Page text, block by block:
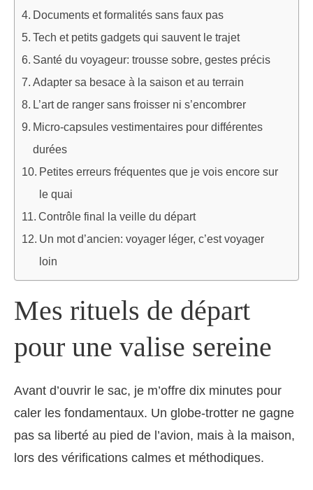
Documents et formalités sans faux pas
Tech et petits gadgets qui sauvent le trajet
Santé du voyageur: trousse sobre, gestes précis
Adapter sa besace à la saison et au terrain
L’art de ranger sans froisser ni s’encombrer
Micro-capsules vestimentaires pour différentes
durées
Petites erreurs fréquentes que je vois encore sur
le quai
Contrôle final la veille du départ
Un mot d’ancien: voyager léger, c’est voyager
loin
Mes rituels de départ
pour une valise sereine
Avant d’ouvrir le sac, je m’offre dix minutes pour
caler les fondamentaux. Un globe-trotter ne gagne
pas sa liberté au pied de l’avion, mais à la maison,
lors des vérifications calmes et méthodiques.